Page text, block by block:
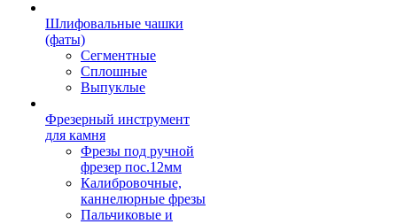
Шлифовальные чашки
(фаты)
Сегментные
Сплошные
Выпуклые
Фрезерный инструмент
для камня
Фрезы под ручной
фрезер пос.12мм
Калибровочные,
каннелюрные фрезы
Пальчиковые и